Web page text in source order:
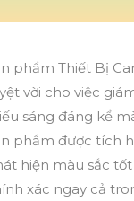
phẩm Thiết Bị
vời cho việc
sáng đáng kể
phẩm được tích
hiện màu sắc
xác ngay cả